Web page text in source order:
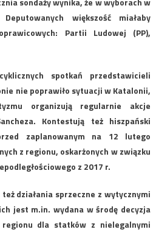
większość miałaby
Partii Ludowej (PP),
spotkań przedstawicieli
nie poprawiło sytuacji w Katalonii,
organizują regularnie akcje
Kontestują też hiszpański
zaplanowanym na 12 lutego
z regionu, oskarżonych w związku
z 2017 r.
działania sprzeczne z wytycznymi
jest m.in. wydana w środę decyzja
dla statków z nielegalnymi